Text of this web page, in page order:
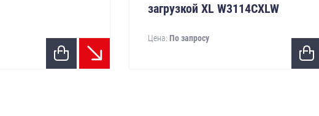
загрузкой XL W3114CXLW
Цена:По запросу